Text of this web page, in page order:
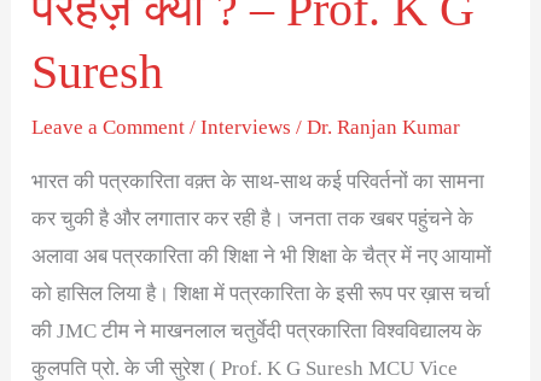
Suresh
Leave a Comment /Interviews /Dr. Ranjan Kumar
भारत की पत्रकारिता वक़्त के साथ-साथ कई परिवर्तनों का सामना
कर चुकी है और लगातार कर रही है। जनता तक खबर पहुंचने के
अलावा अब पत्रकारिता की शिक्षा ने भी शिक्षा के चैत्र में नए आयामों
को हासिल लिया है। शिक्षा में पत्रकारिता के इसी रूप पर ख़ास चर्चा
की JMC टीम ने माखनलाल चतुर्वेदी पत्रकारिता विश्वविद्यालय के
कुलपति प्रो. के जी सुरेश ( Prof. K G Suresh MCU Vice
पत्रकारिता
परहेज़
क्यों
–
Prof.
K
G
Suresh